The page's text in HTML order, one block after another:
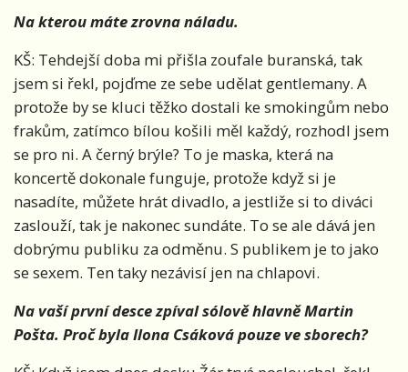
Na kterou máte zrovna náladu.
KŠ: Tehdejší doba mi přišla zoufale buranská, tak
jsem si řekl, pojďme ze sebe udělat gentlemany. A
protože by se kluci těžko dostali ke smokingům nebo
frakům, zatímco bílou košili měl každý, rozhodl jsem
se pro ni. A černý brýle? To je maska, která na
koncertě dokonale funguje, protože když si je
nasadíte, můžete hrát divadlo, a jestliže si to diváci
zaslouží, tak je nakonec sundáte. To se ale dává jen
dobrýmu publiku za odměnu. S publikem je to jako
se sexem. Ten taky nezávisí jen na chlapovi.
Na vaší první desce zpíval sólově hlavně Martin
Pošta. Proč byla Ilona Csáková pouze ve sborech?